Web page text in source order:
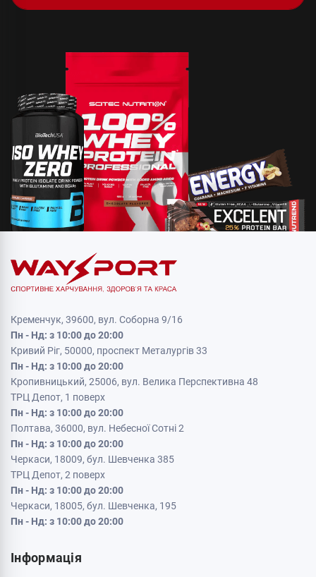
Кременчук, 39600, вул. Соборна 9/16
Пн - Нд: з 10:00 до 20:00
Кривий Ріг, 50000, проспект Металургів 33
Пн - Нд: з 10:00 до 20:00
Кропивницький, 25006, вул. Велика Перспективна 48
ТРЦ Депот, 1 поверх
Пн - Нд: з 10:00 до 20:00
Полтава, 36000, вул. Небесної Сотні 2
Пн - Нд: з 10:00 до 20:00
Черкаси, 18009, бул. Шевченка 385
ТРЦ Депот, 2 поверх
Пн - Нд: з 10:00 до 20:00
Черкаси, 18005, бул. Шевченка, 195
Пн - Нд: з 10:00 до 20:00
Інформація